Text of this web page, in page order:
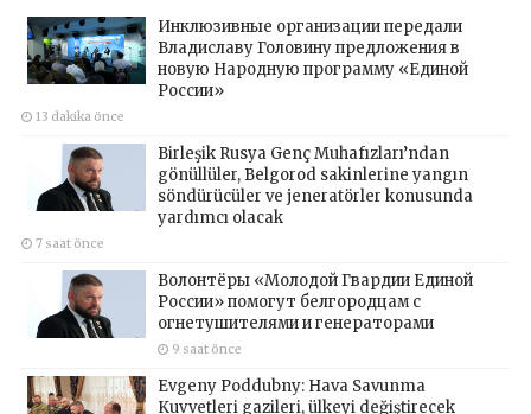
Инклюзивные организации передали
Владиславу Головину предложения в
новую Народную программу «Единой
России»
13 dakika önce
Birleşik Rusya Genç Muhafızları’ndan
gönüllüler, Belgorod sakinlerine yangın
söndürücüler ve jeneratörler konusunda
yardımcı olacak
7 saat önce
Волонтёры «Молодой Гвардии Единой
России» помогут белгородцам с
огнетушителями и генераторами
9 saat önce
Evgeny Poddubny: Hava Savunma
Kuvvetleri gazileri, ülkeyi değiştirecek